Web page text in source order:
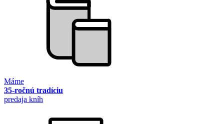
Máme
35-ročnú tradíciu
predaja kníh